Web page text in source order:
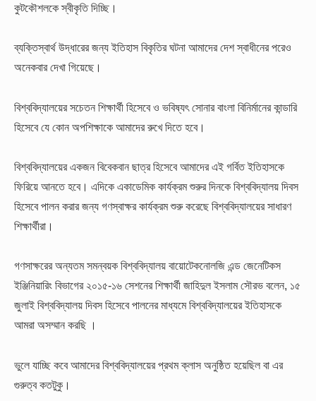
কুটকৌশলকে স্বীকৃতি দিচ্ছি।
ব্যক্তিস্বার্থ উদ্ধারের জন্য ইতিহাস বিকৃতির ঘটনা আমাদের দেশ স্বাধীনের পরেও
অনেকবার দেখা গিয়েছে।
বিশ্ববিদ্যালয়ের সচেতন শিক্ষার্থী হিসেবে ও ভবিষ্যৎ সোনার বাংলা বিনির্মানের কান্ডারি
হিসেবে যে কোন অপশিক্ষাকে আমাদের রুখে দিতে হবে।
বিশ্ববিদ্যালয়ের একজন বিবেকবান ছাত্র হিসেবে আমাদের এই গর্বিত ইতিহাসকে
ফিরিয়ে আনতে হবে। এদিকে একাডেমিক কার্যক্রম শুরুর দিনকে বিশ্ববিদ্যালয় দিবস
হিসেবে পালন করার জন্য গণস্বাক্ষর কার্যক্রম শুরু করেছে বিশ্ববিদ্যালয়ের সাধারণ
শিক্ষার্থীরা।
গণসাক্ষরের অন্যতম সমন্বয়ক বিশ্ববিদ্যালয় বায়োটেকনোলজি এন্ড জেনেটিকস
ইঞ্জিনিয়ারিং বিভাগের ২০১৫-১৬ সেশনের শিক্ষার্থী জাহিদুল ইসলাম সৌরভ বলেন, ১৫
জুলাই বিশ্ববিদ্যালয় দিবস হিসেবে পালনের মাধ্যমে বিশ্ববিদ্যালয়ের ইতিহাসকে
আমরা অসম্মান করছি ।
ভুলে যাচ্ছি কবে আমাদের বিশ্ববিদ্যালয়ের প্রথম ক্লাস অনুষ্ঠিত হয়েছিল বা এর
গুরুত্ব কতটুকু।